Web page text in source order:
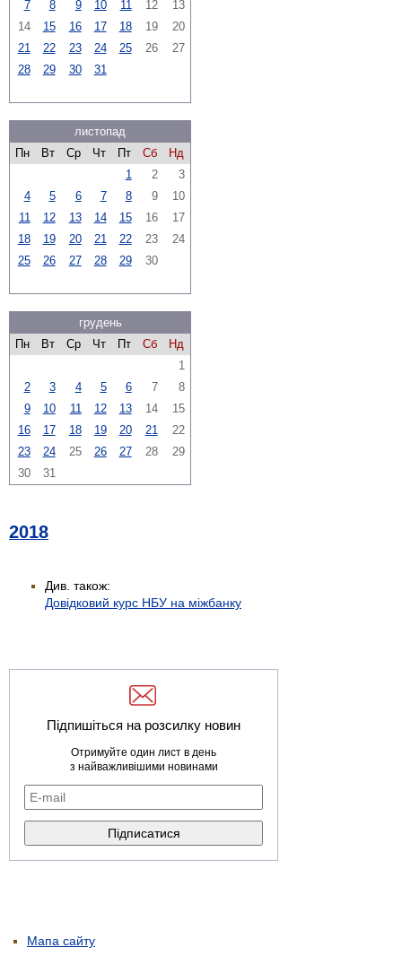
7 8 9 10 11 12
13
14
15 16 17 18 19
20
21
22 23 24 25 26
27
28
29 30 31
листопад
Пн
Вт Ср Чт Пт Сб
Нд
1
2
3
4
5 6 7 8 9
10
11
12 13 14 15 16
17
18
19 20 21 22 23
24
25
26 27 28 29 30
грудень
Пн
Вт Ср Чт Пт Сб
Нд
1
2
3 4 5 6 7
8
9
10 11 12 13 14
15
16
17 18 19 20 21
22
23
24 25 26 27 28
29
30
31
2018
Див. також:
Довідковий курс НБУ на міжбанку
Підпишіться на розсилку новин
Отримуйте один лист в день
з найважливішими новинами
Мапа сайту